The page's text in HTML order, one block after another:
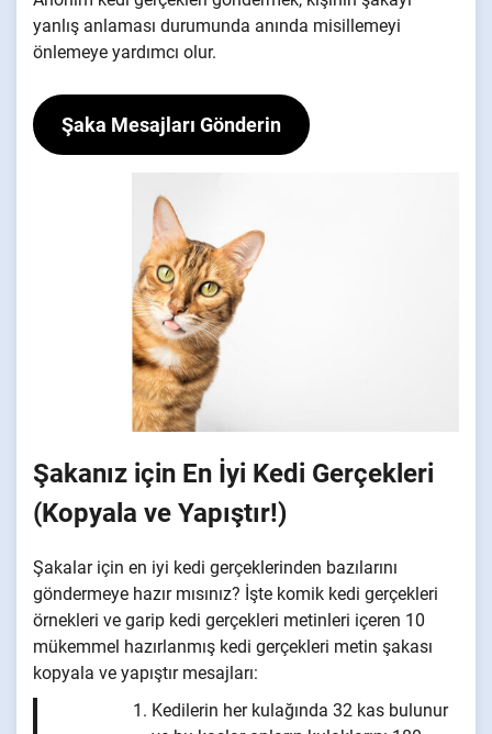
yanlış anlaması durumunda anında misillemeyi
önlemeye yardımcı olur.
Şaka Mesajları Gönderin
Şakanız için En İyi Kedi Gerçekleri
(Kopyala ve Yapıştır!)
Şakalar için en iyi kedi gerçeklerinden bazılarını
göndermeye hazır mısınız? İşte komik kedi gerçekleri
örnekleri ve garip kedi gerçekleri metinleri içeren 10
mükemmel hazırlanmış kedi gerçekleri metin şakası
kopyala ve yapıştır mesajları:
Kedilerin her kulağında 32 kas bulunur